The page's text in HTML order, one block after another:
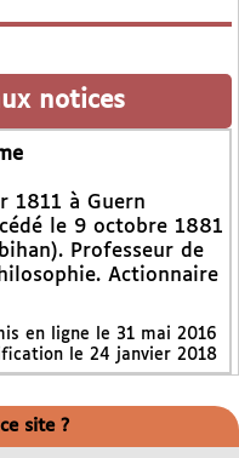
notices
1811 à Guern
le 9 octobre 1881
Professeur de
Actionnaire
en ligne le 31 mai 2016
le 24 janvier 2018
site ?